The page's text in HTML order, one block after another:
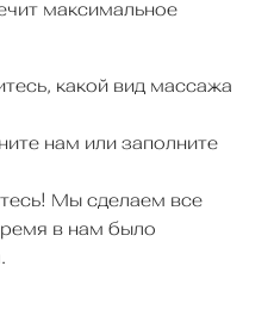
максимальное
какой вид массажа
нам или заполните
Мы сделаем все
в нам было